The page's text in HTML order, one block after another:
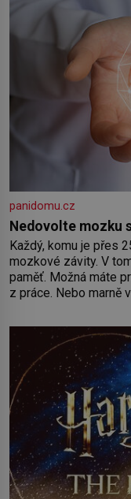
panidomu.cz
Nedovolte mozku
Každý, komu je přes
mozkové závity. V
paměť. Možná máte
z práce. Nebo marně
paměť rozhodla